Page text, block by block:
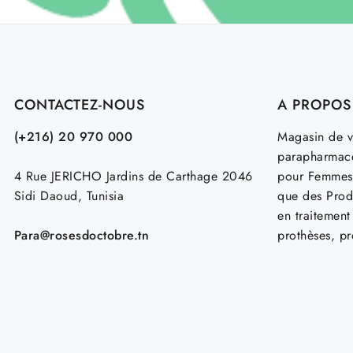
CONTACTEZ-NOUS
(+216) 20 970 000
4 Rue JERICHO Jardins de Carthage 2046
Sidi Daoud, Tunisia
Para@rosesdoctobre.tn
A PROPOS
Magasin de
pour
que des
en
prothèses,